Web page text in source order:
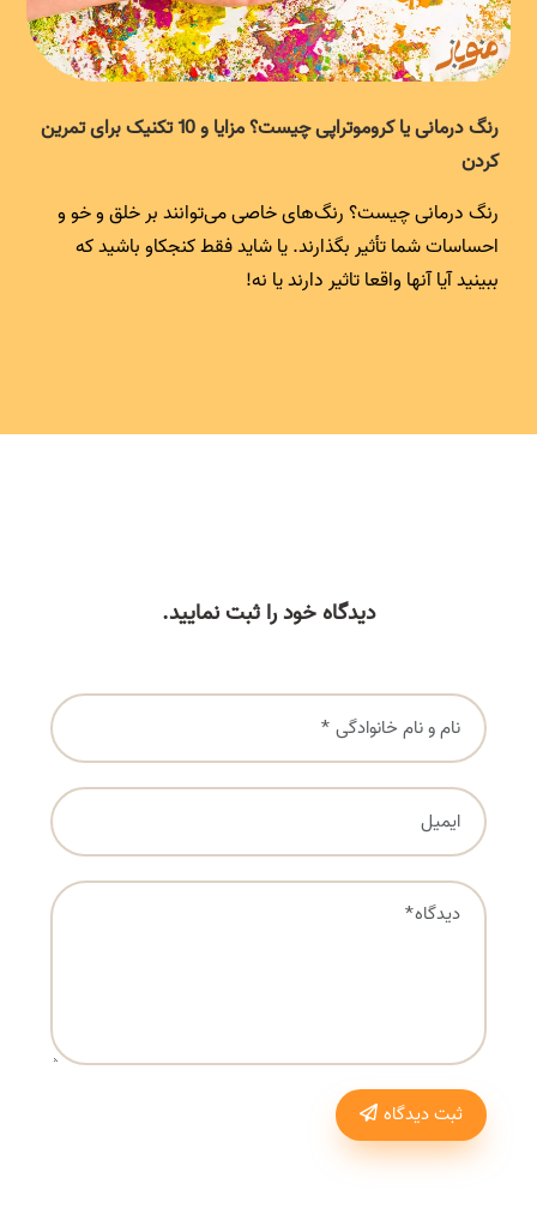
رنگ درمانی یا کروموتراپی چیست؟ مزایا و 10 تکنیک برای تمرین
کردن
رنگ درمانی چیست؟ رنگ‌های خاصی می‌توانند بر خلق و خو و
احساسات شما تأثیر بگذارند. یا شاید فقط کنجکاو باشید که
ببینید آیا آنها واقعا تاثیر دارند یا نه!
دیدگاه خود را ثبت نمایید.
ثبت دیدگاه